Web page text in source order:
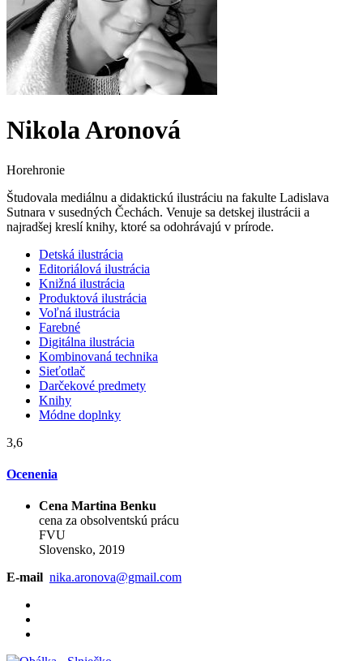
Nikola Aronová
Horehronie
Študovala mediálnu a didaktickú ilustráciu na fakulte Ladislava
Sutnara v susedných Čechách. Venuje sa detskej ilustrácii a
najradšej kreslí knihy, ktoré sa odohrávajú v prírode.
Detská ilustrácia
Editoriálová ilustrácia
Knižná ilustrácia
Produktová ilustrácia
Voľná ilustrácia
Farebné
Digitálna ilustrácia
Kombinovaná technika
Sieťotlač
Darčekové predmety
Knihy
Módne doplnky
3,6
Ocenenia
Cena Martina Benku
cena za obsolventskú prácu
FVU
Slovensko, 2019
E-mail nika.aronova@gmail.com